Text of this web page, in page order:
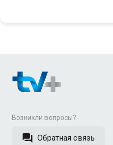
Возникли вопросы?
Обратная связь